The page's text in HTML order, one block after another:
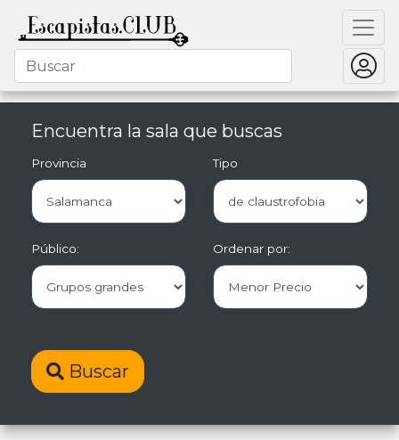
Encuentra la sala que buscas
Provincia Tipo
Público: Ordenar por:
Buscar